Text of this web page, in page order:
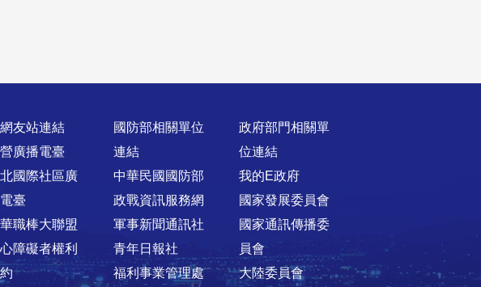
友站連結
廣播電臺
國際社區廣
臺
職棒大聯盟
障礙者權利
國防部相關單位
連結
中華民國國防部
政戰資訊服務網
軍事新聞通訊社
青年日報社
福利事業管理處
政府部門相關單
位連結
我的E政府
國家發展委員會
國家通訊傳播委
員會
大陸委員會